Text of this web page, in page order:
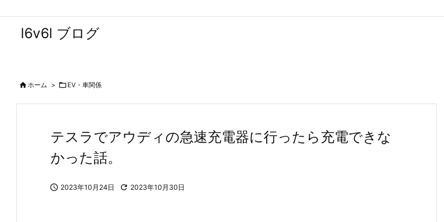
l6v6l ブログ
ホーム > EV・車関係
テスラでアウディの急速充電器に行ったら充電できな
かった話。
 2023年10月24日  2023年10月30日